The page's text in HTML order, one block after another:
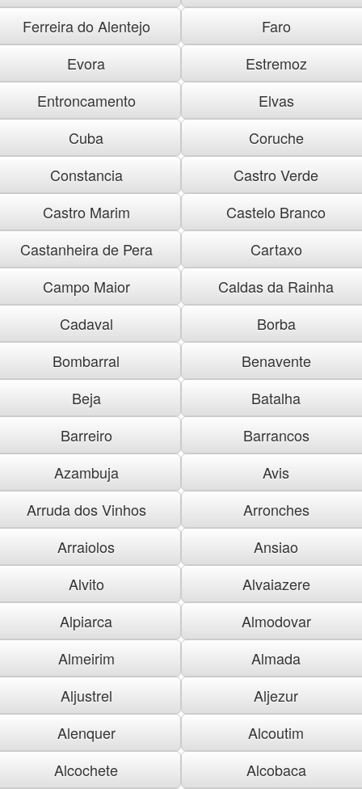
Ferreira do Alentejo
Faro
Evora
Estremoz
Entroncamento
Elvas
Cuba
Coruche
Constancia
Castro Verde
Castro Marim
Castelo Branco
Castanheira de Pera
Cartaxo
Campo Maior
Caldas da Rainha
Cadaval
Borba
Bombarral
Benavente
Beja
Batalha
Barreiro
Barrancos
Azambuja
Avis
Arruda dos Vinhos
Arronches
Arraiolos
Ansiao
Alvito
Alvaiazere
Alpiarca
Almodovar
Almeirim
Almada
Aljustrel
Aljezur
Alenquer
Alcoutim
Alcochete
Alcobaca